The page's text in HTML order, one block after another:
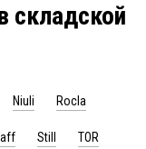
складской
Niuli Rocla
Still TOR